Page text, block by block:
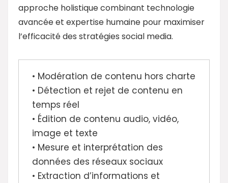
approche holistique combinant technologie
avancée et expertise humaine pour maximiser
l’efficacité des stratégies social media.
• Modération de contenu hors charte
• Détection et rejet de contenu en
temps réel
• Édition de contenu audio, vidéo,
image et texte
• Mesure et interprétation des
données des réseaux sociaux
• Extraction d’informations et